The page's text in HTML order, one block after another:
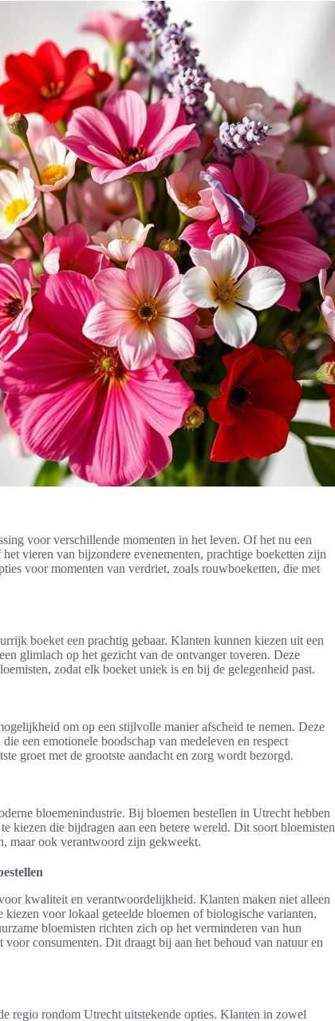
voor verschillende momenten in het leven. Of het nu een
vieren van bijzondere evenementen, prachtige boeketten zijn
voor momenten van verdriet, zoals rouwboeketten, die met
boeket een prachtig gebaar. Klanten kunnen kiezen uit een
glimlach op het gezicht van de ontvanger toveren. Deze
zodat elk boeket uniek is en bij de gelegenheid past.
om op een stijlvolle manier afscheid te nemen. Deze
een emotionele boodschap van medeleven en respect
groet met de grootste aandacht en zorg wordt bezorgd.
bloemenindustrie. Bij bloemen bestellen in Utrecht hebben
kiezen die bijdragen aan een betere wereld. Dit soort bloemisten
maar ook verantwoord zijn gekweekt.
kwaliteit en verantwoordelijkheid. Klanten maken niet alleen
kiezen voor lokaal geteelde bloemen of biologische varianten,
bloemisten richten zich op het verminderen van hun
consumenten. Dit draagt bij aan het behoud van natuur en
regio rondom Utrecht uitstekende opties. Klanten in zowel